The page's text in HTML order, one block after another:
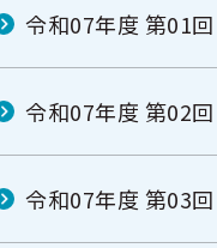
令和07年度 第01回
令和07年度 第02回
令和07年度 第03回